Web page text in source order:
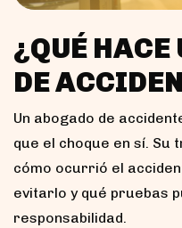
¿QUÉ HACE
DE
Un abogado de
que el choque en sí. Su
cómo ocurrió el
evitarlo y qué pruebas
responsabilidad.